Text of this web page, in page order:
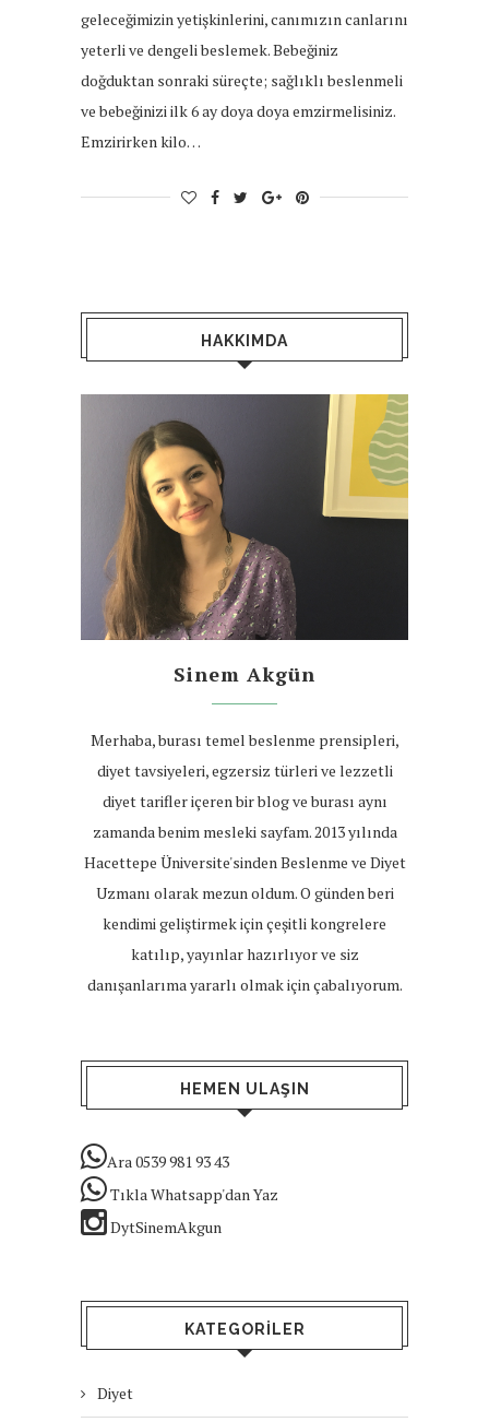
geleceğimizin yetişkinlerini, canımızın canlarını
yeterli ve dengeli beslemek. Bebeğiniz
doğduktan sonraki süreçte; sağlıklı beslenmeli
ve bebeğinizi ilk 6 ay doya doya emzirmelisiniz.
Emzirirken kilo…
HAKKIMDA
Sinem Akgün
Merhaba, burası temel beslenme prensipleri,
diyet tavsiyeleri, egzersiz türleri ve lezzetli
diyet tarifler içeren bir blog ve burası aynı
zamanda benim mesleki sayfam. 2013 yılında
Hacettepe Üniversite'sinden Beslenme ve Diyet
Uzmanı olarak mezun oldum. O günden beri
kendimi geliştirmek için çeşitli kongrelere
katılıp, yayınlar hazırlıyor ve siz
danışanlarıma yararlı olmak için çabalıyorum.
HEMEN ULAŞIN
Ara 0539 981 93 43
Tıkla Whatsapp'dan Yaz
DytSinemAkgun
KATEGORILER
Diyet